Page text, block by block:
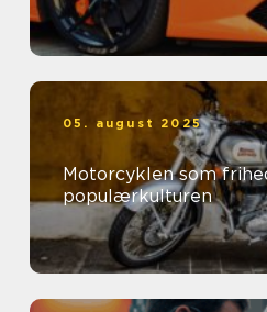
05. august 2025
Motorcyklen som
populærkulturen